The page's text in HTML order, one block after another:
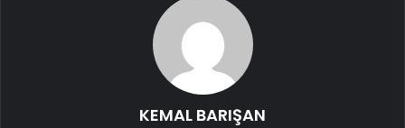
KEMAL BARIŞAN